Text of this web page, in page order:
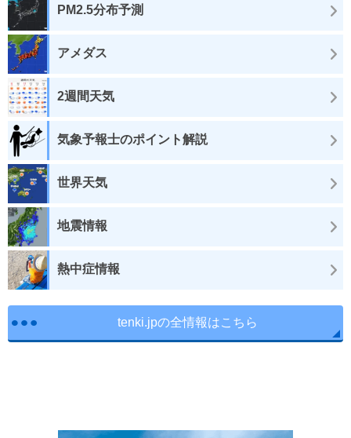
PM2.5分布予測
アメダス
2週間天気
気象予報士のポイント解説
世界天気
地震情報
熱中症情報
tenki.jpの全情報はこちら